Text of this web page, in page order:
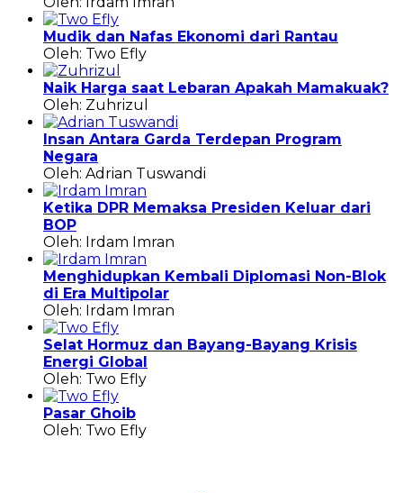
Mudik dan Nafas Ekonomi dari Rantau
Oleh: Two Efly
Naik Harga saat Lebaran Apakah Mamakuak?
Oleh: Zuhrizul
Insan Antara Garda Terdepan Program
Negara
Oleh: Adrian Tuswandi
Ketika DPR Memaksa Presiden Keluar dari
BOP
Oleh: Irdam Imran
Menghidupkan Kembali Diplomasi Non-Blok
di Era Multipolar
Oleh: Irdam Imran
Selat Hormuz dan Bayang-Bayang Krisis
Energi Global
Oleh: Two Efly
Pasar Ghoib
Oleh: Two Efly